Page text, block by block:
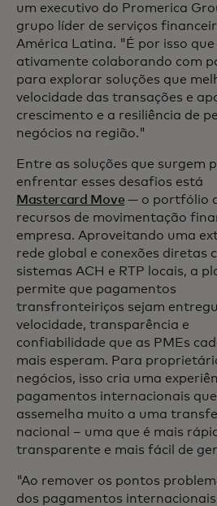
um executivo do Promerica
grupo líder de serviços
América Latina. "É por isso
ativamente colaborando com
para explorar soluções que
velocidade das transações e
crescimento e a resiliência de
negócios na região."
Entre as soluções que surgem
enfrentar esses desafios está
Mastercard Move — o portfólio
recursos de movimentação
empresa. Aproveitando uma
rede global e conexões diretas
sistemas ACH e RTP locais, a
permite que pagamentos
transfronteiriços sejam
velocidade, transparência e
confiabilidade que as PMEs
mais esperam. Para
negócios, isso cria uma
pagamentos internacionais que
assemelha muito a uma
nacional – uma que é mais
transparente e mais fácil de
"Ao remover os pontos
dos pagamentos internacionais